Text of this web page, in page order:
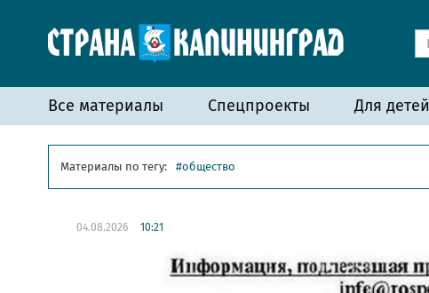
Все материалы Спецпроекты Для детей
Материалы по тегу: общество
04.08.2026 10:21